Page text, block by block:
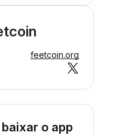
feetcoin.org
o app